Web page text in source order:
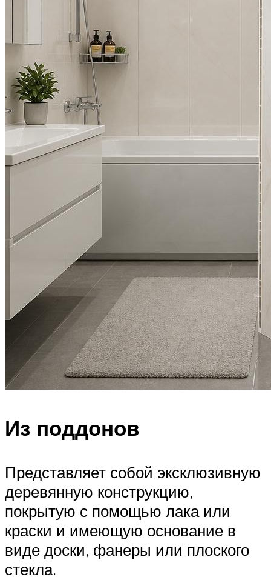
Из поддонов
Представляет собой эксклюзивную
деревянную конструкцию,
покрытую с помощью лака или
краски и имеющую основание в
виде доски, фанеры или плоского
стекла.